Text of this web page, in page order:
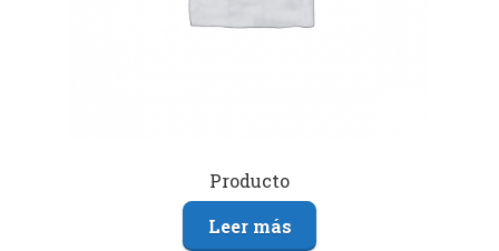
Producto
Leer más